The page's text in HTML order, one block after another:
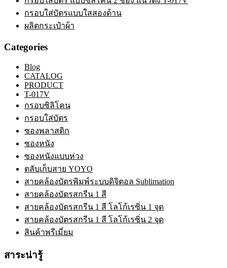
กรอบใส่บัตรแบบใสสองด้าน
ผลิตกระเป๋าผ้า
Categories
Blog
CATALOG
PRODUCT
T-017V
กรอบซิลิโคน
กรอบใส่บัตร
ซองพลาสติก
ซองหนัง
ซองหนังแบบห่วง
ตลับเก็บสาย YOYO
สายคล้องบัตรพิมพ์ระบบดิจิตอล Sublimation
สายคล้องบัตรสกรีน 1 สี
สายคล้องบัตรสกรีน 1 สี โลโก้เรซิ่น 1 จุด
สายคล้องบัตรสกรีน 1 สี โลโก้เรซิ่น 2 จุด
สินค้าพรีเมี่ยม
สาระน่ารู้